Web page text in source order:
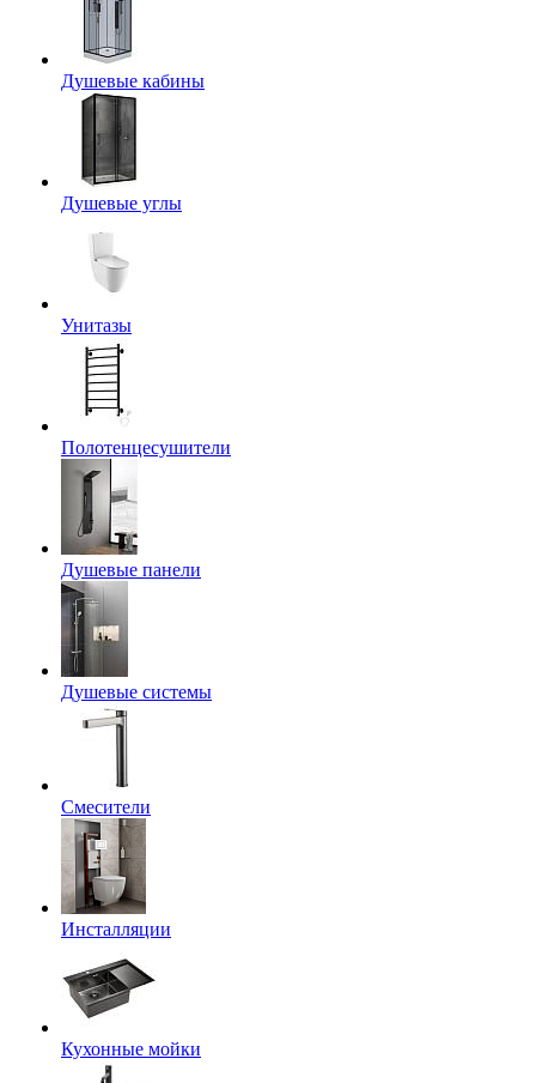
Душевые кабины
Душевые углы
Унитазы
Полотенцесушители
Душевые панели
Душевые системы
Смесители
Инсталляции
Кухонные мойки